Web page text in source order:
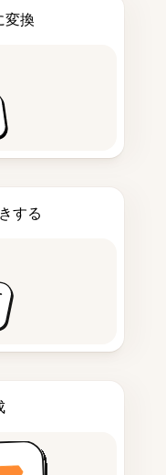
変換
する